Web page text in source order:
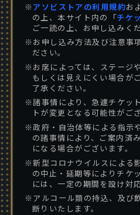
※ アソビストアの利用規約お
の上、本サイト内の「チケ
ご一読の上、お申し込みく
※お申し込み方法及び注意事
ださい。
※お席によっては、ステージ
もしくは見えにくい場合が
了承ください。
※諸事情により、急遽チケッ
トが変更となる可能性がご
※政府・自治体等による指示
の諸事情により、ご案内済
になる場合がございます。
※新型コロナウイルスによる
の中止・延期等によりチケ
には、一定の期間を設け対
※アルコール類の持込、及び
断りいたします。